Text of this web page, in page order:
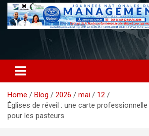
Home Blog 2026 mai
12
Églises de réveil : une carte
pour les pasteurs